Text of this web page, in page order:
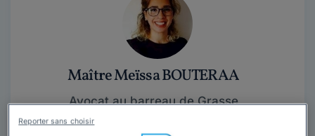
Maître Meïssa BOUTERAA
Avocat au barreau de Grasse
Alpes-Maritimes
Reporter sans choisir